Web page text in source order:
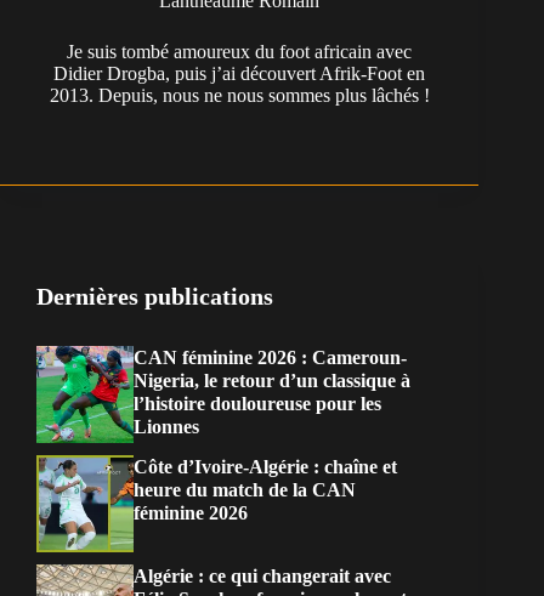
Je suis tombé amoureux du foot africain avec
Didier Drogba, puis j’ai découvert Afrik-Foot en
2013. Depuis, nous ne nous sommes plus lâchés !
Dernières publications
CAN féminine 2026 : Cameroun-
Nigeria, le retour d’un classique à
l’histoire douloureuse pour les
Lionnes
Côte d’Ivoire-Algérie : chaîne et
heure du match de la CAN
féminine 2026
Algérie : ce qui changerait avec